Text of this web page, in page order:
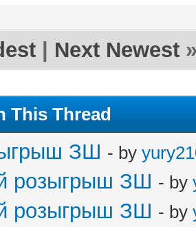
Next Newest
This Thread
ЗШ - by
розыгрыш ЗШ - by
розыгрыш ЗШ - by